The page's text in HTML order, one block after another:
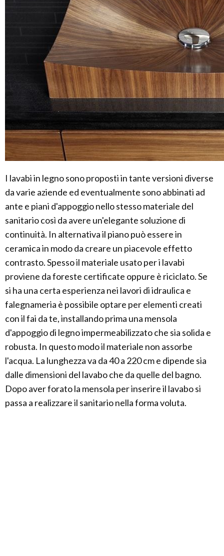
I lavabi in legno sono proposti in tante versioni diverse
da varie aziende ed eventualmente sono abbinati ad
ante e piani d'appoggio nello stesso materiale del
sanitario così da avere un'elegante soluzione di
continuità. In alternativa il piano può essere in
ceramica in modo da creare un piacevole effetto
contrasto. Spesso il materiale usato per i lavabi
proviene da foreste certificate oppure è riciclato. Se
si ha una certa esperienza nei lavori di idraulica e
falegnameria è possibile optare per elementi creati
con il fai da te, installando prima una mensola
d'appoggio di legno impermeabilizzato che sia solida e
robusta. In questo modo il materiale non assorbe
l'acqua. La lunghezza va da 40 a 220 cm e dipende sia
dalle dimensioni del lavabo che da quelle del bagno.
Dopo aver forato la mensola per inserire il lavabo si
passa a realizzare il sanitario nella forma voluta.